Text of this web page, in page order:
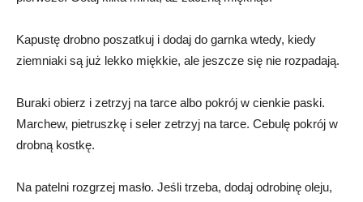
Kapustę drobno poszatkuj i dodaj do garnka wtedy, kiedy
ziemniaki są już lekko miękkie, ale jeszcze się nie rozpadają.
Buraki obierz i zetrzyj na tarce albo pokrój w cienkie paski.
Marchew, pietruszkę i seler zetrzyj na tarce. Cebulę pokrój w
drobną kostkę.
Na patelni rozgrzej masło. Jeśli trzeba, dodaj odrobinę oleju,